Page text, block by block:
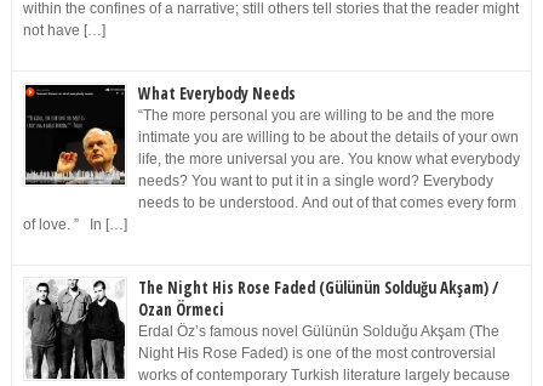
within the confines of a narrative; still others tell stories that the reader might
not have […]
What Everybody Needs
“The more personal you are willing to be and the more
intimate you are willing to be about the details of your own
life, the more universal you are. You know what everybody
needs? You want to put it in a single word? Everybody
needs to be understood. And out of that comes every form
of love. ” In […]
The Night His Rose Faded (Gülünün Solduğu Akşam) /
Ozan Örmeci
Erdal Öz’s famous novel Gülünün Solduğu Akşam (The
Night His Rose Faded) is one of the most controversial
works of contemporary Turkish literature largely because